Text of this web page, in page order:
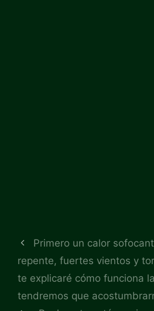
Primero un calor
repente, fuertes vientos y
te explicaré cómo funciona
tendremos que